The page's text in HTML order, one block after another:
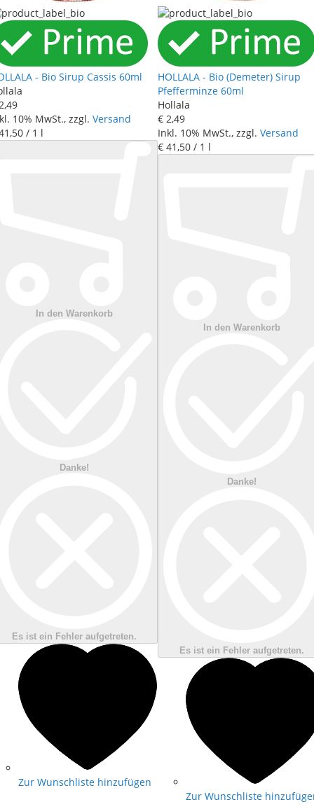
- Bio Sirup Cassis 60ml
,49
10% MwSt., zzgl. Versand
,50 / 1 l
In den Warenkorb
Danke!
Es ist ein Fehler aufgetreten.
Zur Wunschliste hinzufügen
HOLLALA - Bio (Demeter) Sirup
Pfefferminze 60ml
Hollala
€ 2,49
Inkl. 10% MwSt., zzgl. Versand
€ 41,50 / 1 l
In den Warenkorb
Danke!
Es ist ein Fehler aufgetreten.
Zur Wunschliste